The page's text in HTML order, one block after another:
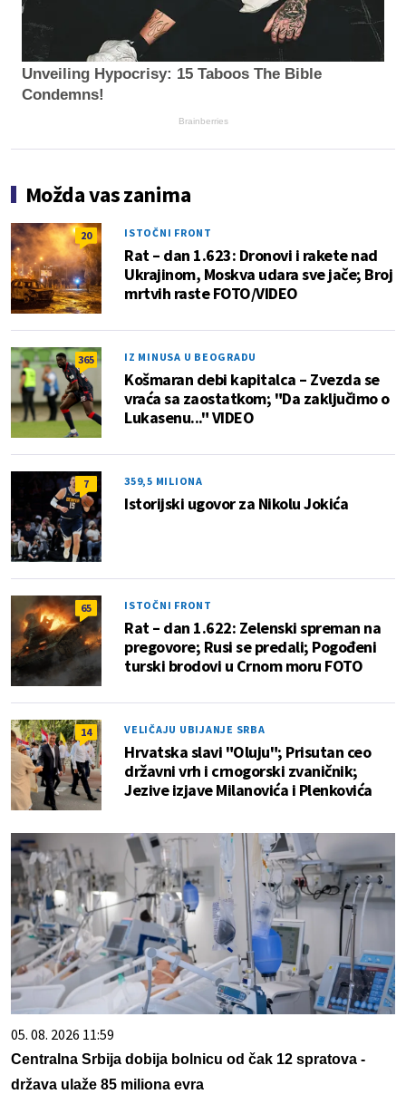
Unveiling Hypocrisy: 15 Taboos The Bible
Condemns!
Brainberries
Možda vas zanima
20 ISTOČNI FRONT
Rat – dan 1.623: Dronovi i rakete nad
Ukrajinom, Moskva udara sve jače; Broj
mrtvih raste FOTO/VIDEO
365 IZ MINUSA U BEOGRADU
Košmaran debi kapitalca – Zvezda se
vraća sa zaostatkom; "Da zaključimo o
Lukasenu..." VIDEO
7 359,5 MILIONA
Istorijski ugovor za Nikolu Jokića
65 ISTOČNI FRONT
Rat – dan 1.622: Zelenski spreman na
pregovore; Rusi se predali; Pogođeni
turski brodovi u Crnom moru FOTO
14 VELIČAJU UBIJANJE SRBA
Hrvatska slavi "Oluju"; Prisutan ceo
državni vrh i crnogorski zvaničnik;
Jezive izjave Milanovića i Plenkovića
05. 08. 2026 11:59
Centralna Srbija dobija bolnicu od čak 12 spratova -
država ulaže 85 miliona evra